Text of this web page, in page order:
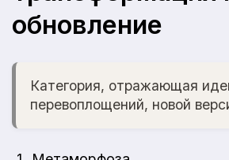
обновление
Категория, отражающая
перевоплощений, новой